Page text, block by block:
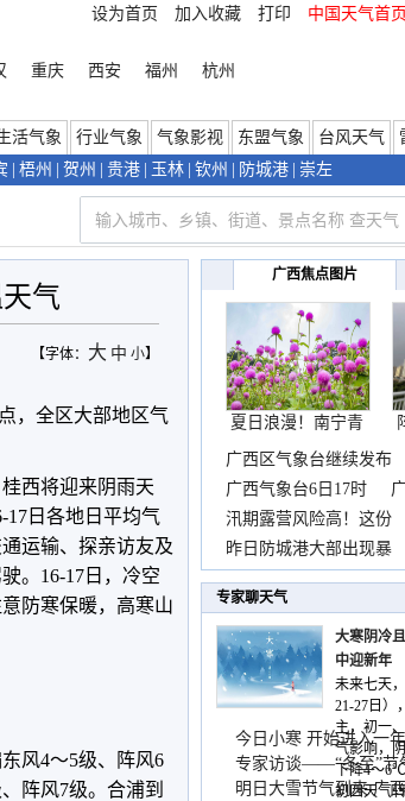
设为首页 加入收藏 打印 中国天气首页
重庆 西安 福州 杭州
活气象 行业气象 气象影视 东盟气象 台风天气
梧州 贺州 贵港 玉林 钦州 防城港 崇左
气
【字体： 大 中 小】
，全区大部地区气
西将迎来阴雨天
日各地日平均气
运输、探亲访友及
。16-17日，冷空
防寒保暖，高寒山
风4～5级、阵风6
阵风7级。合浦到
广西焦点图片
夏日浪漫！南宁青
秀山
广西区气象台继续发布
晴热
广西气象台6日17时
汛期露营风险高！这份
暴雨
昨日防城港大部出现暴
秀山
专家聊天气
大寒阴冷
中迎新年
未来七天
21-27日）
主，初一
气影响，
下降4～
初四天气
今日小寒 开始进入一
专家访谈——“冬至”节
温低
明日大雪节气到来 广